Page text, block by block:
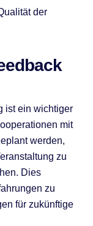
der
ist ein wichtiger
mit
werden,
zu
Dies
zu
für zukünftige